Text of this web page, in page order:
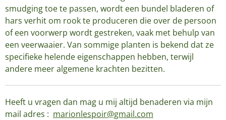
smudging toe te passen, wordt een bundel bladeren of
hars verhit om rook te produceren die over de persoon
of een voorwerp wordt gestreken, vaak met behulp van
een veerwaaier. Van sommige planten is bekend dat ze
specifieke helende eigenschappen hebben, terwijl
andere meer algemene krachten bezitten.
Heeft u vragen dan mag u mij altijd benaderen via mijn
mail adres : marionlespoir@gmail.com